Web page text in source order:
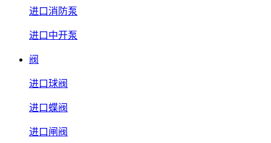
进口消防泵
进口中开泵
阀
进口球阀
进口蝶阀
进口闸阀